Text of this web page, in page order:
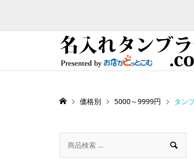
価格別 5000～9999円 タン
